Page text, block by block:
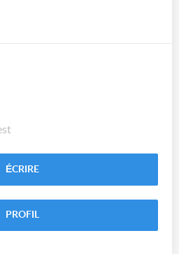
ÉCRIRE
PROFIL